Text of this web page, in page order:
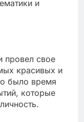
и
провел свое
красивых и
было время
которые